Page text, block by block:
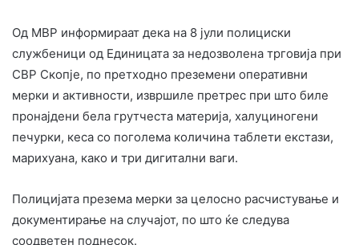
Од МВР информираат дека на 8 јули полициски
службеници од Единицата за недозволена трговија при
СВР Скопје, по претходно преземени оперативни
мерки и активности, извршиле претрес при што биле
пронајдени бела грутчеста материја, халуциногени
печурки, кеса со поголема количина таблети екстази,
марихуана, како и три дигитални ваги.
Полицијата презема мерки за целосно расчистување и
документирање на случајот, по што ќе следува
соодветен поднесок.